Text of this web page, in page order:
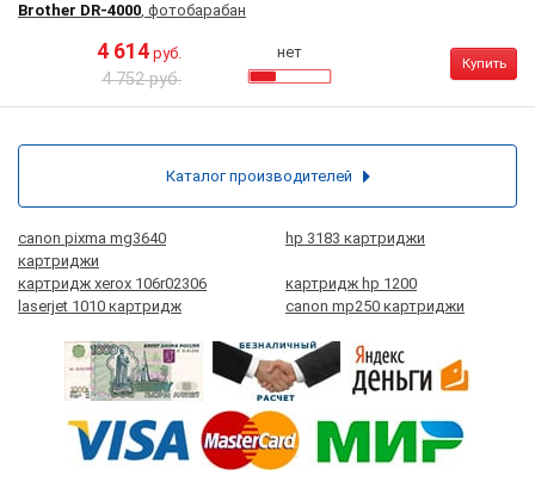
Brother DR-4000, фотобарабан
4 614 руб.
4 752 руб.
нет
Купить
canon pixma mg3640
картриджи
hp 3183 картриджи
картридж xerox 106r02306
картридж hp 1200
laserjet 1010 картридж
canon mp250 картриджи